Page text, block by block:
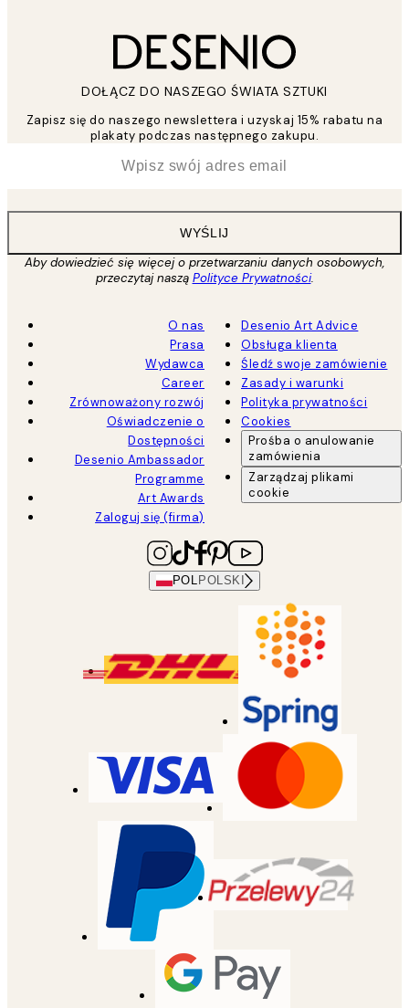
DOŁĄCZ DO NASZEGO ŚWIATA SZTUKI
Zapisz się do naszego newslettera i uzyskaj 15% rabatu na
plakaty podczas następnego zakupu.
WYŚLIJ
Aby dowiedzieć się więcej o przetwarzaniu danych osobowych,
przeczytaj naszą Polityce Prywatności.
O nas
Prasa
Wydawca
Career
Zrównoważony rozwój
Oświadczenie o
Dostępności
Desenio Ambassador
Programme
Art Awards
Zaloguj się (firma)
Desenio Art Advice
Obsługa klienta
Śledź swoje zamówienie
Zasady i warunki
Polityka prywatności
Cookies
Prośba o anulowanie
zamówienia
Zarządzaj plikami
cookie
POL POLSKI